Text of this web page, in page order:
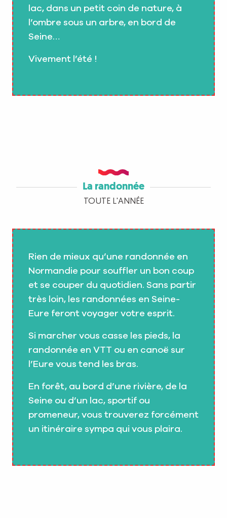
lac, dans un petit coin de nature, à
l’ombre sous un arbre, en bord de
Seine…
Vivement l’été !
La randonnée
TOUTE L'ANNÉE
Rien de mieux qu’une randonnée en
Normandie pour souffler un bon coup
et se couper du quotidien. Sans partir
très loin, les randonnées en Seine-
Eure feront voyager votre esprit.
Si marcher vous casse les pieds, la
randonnée en VTT ou en canoë sur
l’Eure vous tend les bras.
En forêt, au bord d’une rivière, de la
Seine ou d’un lac, sportif ou
promeneur, vous trouverez forcément
un itinéraire sympa qui vous plaira.